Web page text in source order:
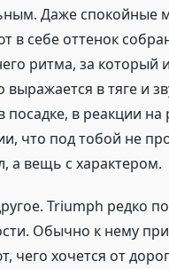
Даже спокойные
в себе оттенок
ритма, за который
выражается в тяге и
посадке, в реакции
что под тобой не
а вещь с характером.
Triumph редко
Обычно к нему
чего хочется от